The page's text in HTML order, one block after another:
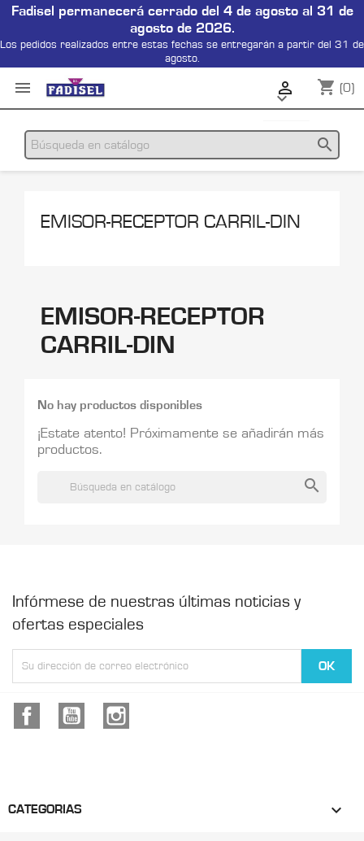
Fadisel permanecerá cerrado del 4 de agosto al 31 de
agosto de 2026.
Los pedidos realizados entre estas fechas se entregarán a partir del 31 de
agosto.

 shopping_cart (0)

search
EMISOR-RECEPTOR CARRIL-DIN
EMISOR-RECEPTOR
CARRIL-DIN
No hay productos disponibles
¡Estate atento! Próximamente se añadirán más
productos.
search
Infórmese de nuestras últimas noticias y
ofertas especiales
Facebook YouTube
CATEGORIAS 